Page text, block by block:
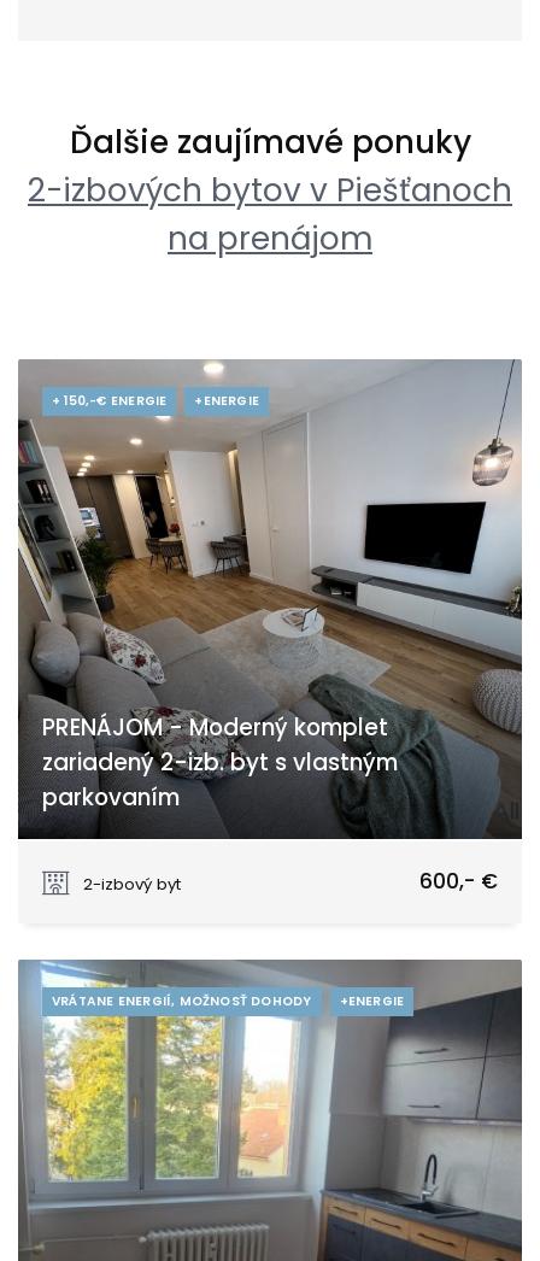
Ďalšie zaujímavé ponuky
2-izbových bytov v Piešťanoch
na prenájom
+ 150,-€ ENERGIE +ENERGIE
PRENÁJOM - Moderný komplet
zariadený 2-izb. byt s vlastným
parkovaním
2-izbový byt
600,- €
VRÁTANE ENERGIÍ, MOŽNOSŤ DOHODY +ENERGIE